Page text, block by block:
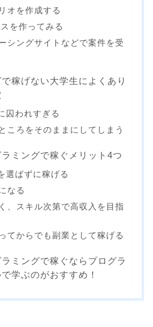
オを作成する
を作ってみる
シングサイトなどで案件を受
稼げない大学生によくあり
囚われすぎる
ころをそのままにしてしまう
ミングで稼ぐメリット4つ
選ばずに稼げる
なる
、スキル次第で高収入を目指
てからでも副業として稼げる
ミングで稼ぐならプログラ
学ぶのがおすすめ！